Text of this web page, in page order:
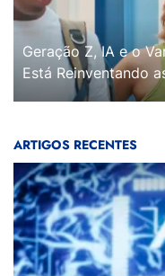
Geração Z, IA e o
Está Reinventando
ARTIGOS RECENTES